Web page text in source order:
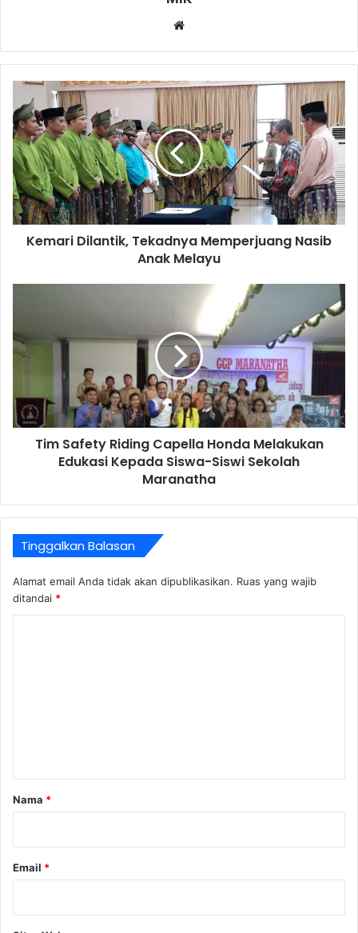
Kemari Dilantik, Tekadnya Memperjuang Nasib
Anak Melayu
Tim Safety Riding Capella Honda Melakukan
Edukasi Kepada Siswa-Siswi Sekolah
Maranatha
Tinggalkan Balasan
Alamat email Anda tidak akan dipublikasikan. Ruas yang wajib
ditandai *
rNama *
Email *